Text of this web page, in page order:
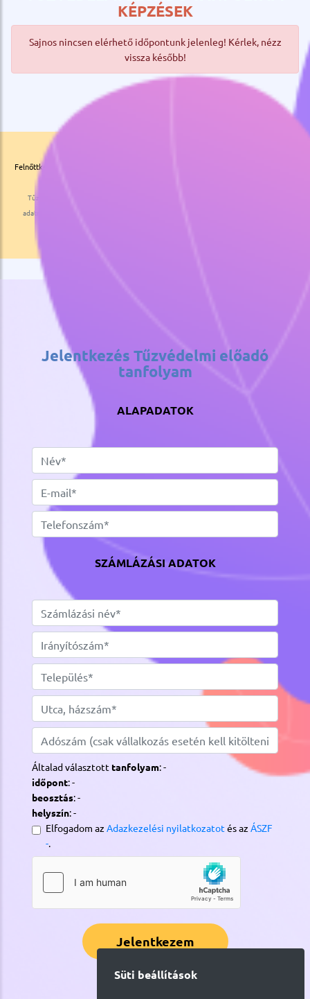
KÉPZÉSEK
Sajnos nincsen elérhető időpontunk jelenleg! Kérlek, nézz
vissza később!
Jelentkezés Tűzvédelmi előadó
tanfolyam
ALAPADATOK
SZÁMLÁZÁSI ADATOK
Általad választotttanfolyam:-
időpont:-
beosztás:-
helyszín:-
Elfogadom az Adazkezelési nyilatkozatot és az ÁSZF
-.
Jelentkezem
Felnőttképzési nyilvántartási szám: B/2022/000059 | Felnőttképzési Engedélyszám:
Tűzvédelmi előadó tanfolyam
adatrögzítő tanfolyam
Süti beállítások